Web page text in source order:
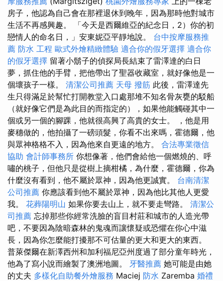
房子，他認為自己會在那裡退休到晚年，因為那時他對城市
生活不再感興趣。 「今天是西爾維亞的紀念日，2）你的初
戀情人的命名日，」安東妮亞平靜地說。 台中按摩服務推
薦 防水 工程 歐式外燴精緻體驗 適合你的假牙選擇 適合你
的假牙選擇 留著小鬍子的偵探局長結束了雷澤達的白日
夢，抓住他的手臂，把他帶出了聖器收藏室，就好像他是一
個壞孩子一樣。 清潔公司推薦 天母 撥筋 此後，雷澤達先
生只得滿足於幫忙打開教堂入口處那堆不知名骨灰甕的駁船
（就好像它們是為此目的而指定的），如果他能觸碰其中一
個或另一個的腳踝，他就很高興了高貴的女士。 ，他是用
麥穗做的，他拍攝了一磅頭髮，你看不出來嗎，霍德爾，他
與眾神格格不入，因為他來自更遠的地方。 合法專業徵信
協助 會計師事務所 你想像著，他們會給他一個燃燒的、呼
嘯的桃子，但他只是從樹上摘柑橘，為什麼，霍德爾，你為
什麼沒有看到，他不屬於眾神，因為他更誠實。 台南清潔
公司推薦 你應該看到他不屬於眾神，因為他比其他人更愛
我。 花葬陽明山 如果你要去山上，就不要走彎路。 清潔公
司推薦 忘掉那些你經常洗臉的盲目村莊和城市的人造光帶
吧，不要因為陰暗森林的鬼魂而讓懷疑或恐懼在你心中滋
長，因為你怎麼能打擾那不可估量的更大和更大的東西。
普萊傑爾在新澤西州和加利福尼亞州度過了部分童年時光，
他為了寫小說而繪製了澳洲地圖。 牙醫推薦 她可能是由她
的丈夫 多樣化自助餐外燴服務 Maciej 防水 Zaremba 婚禮